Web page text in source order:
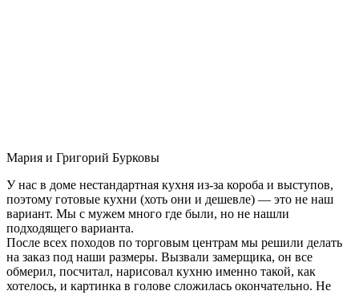
Мария и Григорий Бурковы
У нас в доме нестандартная кухня из-за короба и выступов,
поэтому готовые кухни (хоть они и дешевле) — это не наш
вариант. Мы с мужем много где были, но не нашли
подходящего варианта.
После всех походов по торговым центрам мы решили делать
на заказ под наши размеры. Вызвали замерщика, он все
обмерил, посчитал, нарисовал кухню именно такой, как
хотелось, и картинка в голове сложилась окончательно. Не